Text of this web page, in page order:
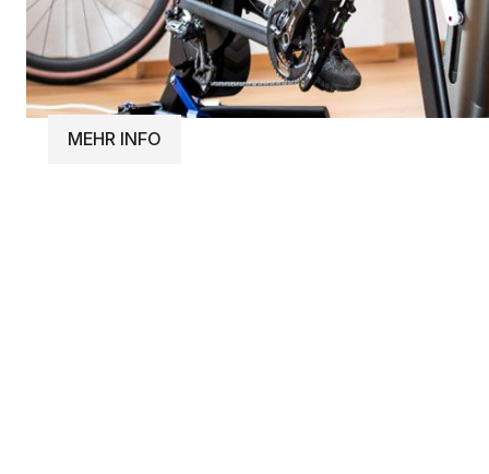
MEHR INFO